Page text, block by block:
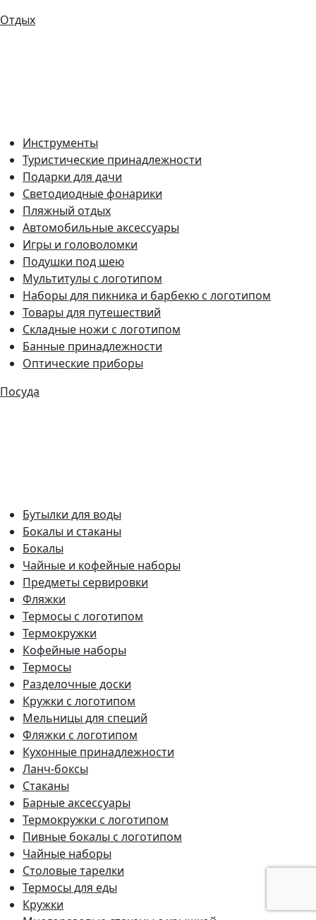
Отдых
Инструменты
Туристические принадлежности
Подарки для дачи
Светодиодные фонарики
Пляжный отдых
Автомобильные аксессуары
Игры и головоломки
Подушки под шею
Мультитулы с логотипом
Наборы для пикника и барбекю с логотипом
Товары для путешествий
Складные ножи с логотипом
Банные принадлежности
Оптические приборы
Посуда
Бутылки для воды
Бокалы и стаканы
Бокалы
Чайные и кофейные наборы
Предметы сервировки
Фляжки
Термосы с логотипом
Термокружки
Кофейные наборы
Термосы
Разделочные доски
Кружки с логотипом
Мельницы для специй
Фляжки с логотипом
Кухонные принадлежности
Ланч-боксы
Стаканы
Барные аксессуары
Термокружки с логотипом
Пивные бокалы с логотипом
Чайные наборы
Столовые тарелки
Термосы для еды
Кружки